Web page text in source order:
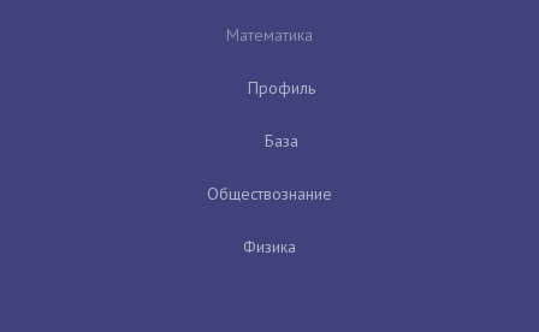
Математика
Профиль
База
Обществознание
Физика